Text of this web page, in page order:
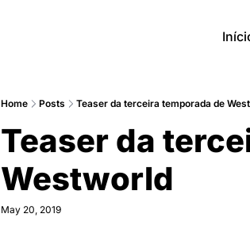
Home Posts Teaser da terceira temporada de
Teaser da
Westworld
May 20, 2019